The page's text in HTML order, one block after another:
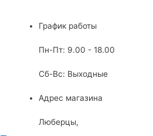
График работы
Пн-Пт: 9.00 - 18.00
Сб-Вс: Выходные
Адрес магазина
Люберцы,